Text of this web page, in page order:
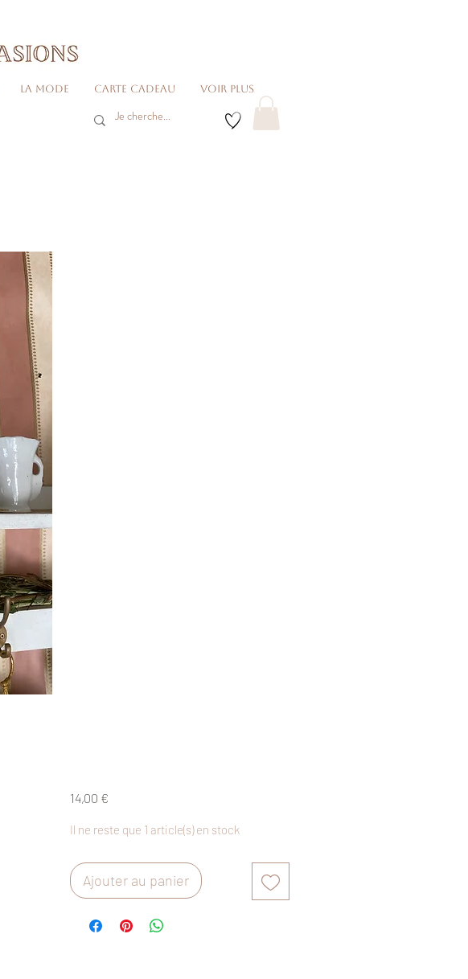
La Mode Carte cadeau voir plus
14,00 €Prix
Il ne reste que 1 article(s) en stock
Ajouter au panier